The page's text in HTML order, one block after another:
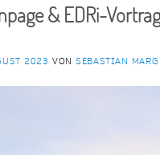
& EDRi-
2023 VONSEBASTIAN MARG